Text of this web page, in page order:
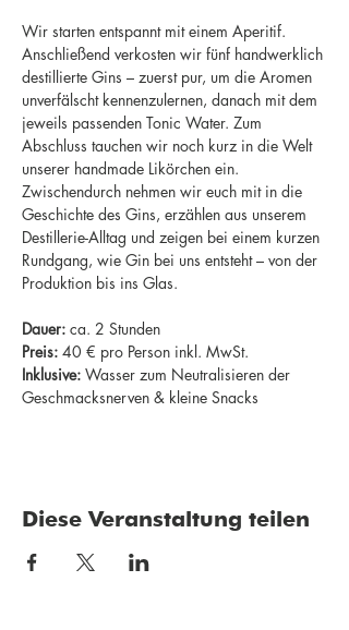
Wir starten entspannt mit einem Aperitif.
Anschließend verkosten wir fünf handwerklich
destillierte Gins – zuerst pur, um die Aromen
unverfälscht kennenzulernen, danach mit dem
jeweils passenden Tonic Water. Zum
Abschluss tauchen wir noch kurz in die Welt
unserer handmade Likörchen ein.
Zwischendurch nehmen wir euch mit in die
Geschichte des Gins, erzählen aus unserem
Destillerie-Alltag und zeigen bei einem kurzen
Rundgang, wie Gin bei uns entsteht – von der
Produktion bis ins Glas.
Dauer: ca. 2 Stunden
Preis: 40 € pro Person inkl. MwSt.
Inklusive: Wasser zum Neutralisieren der
Geschmacksnerven & kleine Snacks
Diese Veranstaltung teilen